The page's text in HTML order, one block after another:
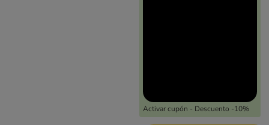
Activar cupón - Descuento -10%